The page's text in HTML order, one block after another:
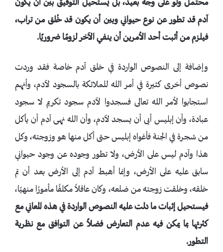
محتمل ولو على وجه بعيد، بل يستحيل التوفيق بين أن يكون
آدم قد تطور عن نوع حيواني وبين أن يكون قد خُلق من تراب،
فيلزم من أثبت أحد الأمرين أن ينفي الآخر لزومًا ضروريًا.
وإضافة إلى النصوص الواردة في خلق آدم خاصة فقد وردت
نصوص أخرى كثيرة في أمر الله للملائكة بالسجود لآدم، وأنهم
استجابوا لأمر الله تعالى فسجدوا لآدم سجود تكريم لا سجود
عبادة، وأن إبليس أبى أن يسجد لآدم، وأن الله نهى آدم أن يأكل
من شجرة في الجنة فأغواه إبليس حتى أكل منها هو وزوجته، وكل
هذا وآدم ليس على الأرض، ولا تطور وجوده عن وجود حيواني
سابق عليه على الأرض، وإنما أهبط آدم إلى الأرض بعد أن تم
خلقه، وخلقت زوجته من ضلعه، وكان عاقلاً مكلفًا مأمورًا منهيًا،
فيستحيل إثبات ما دلت عليه النصوص الواردة في هذه المعاني مع
كثرتها بما يمكن فيه عدم التعارض فضلاً عن التوافق مع نظرية
التطور.